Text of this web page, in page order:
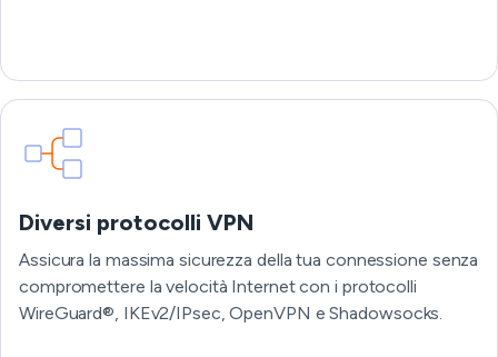
Diversi protocolli VPN
Assicura la massima sicurezza della tua connessione senza
compromettere la velocità Internet con i protocolli
WireGuard®, IKEv2/IPsec, OpenVPN e Shadowsocks.